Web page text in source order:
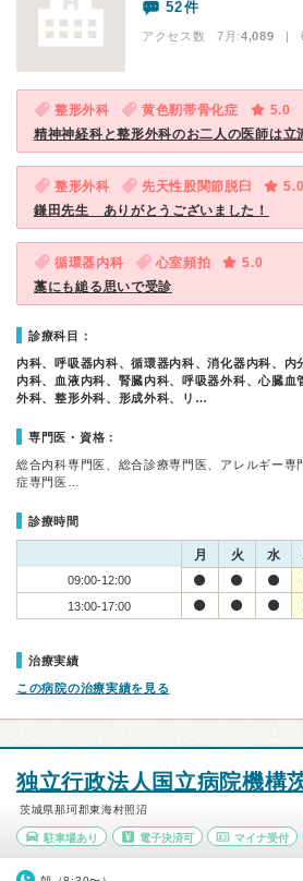
52件
アクセス数 7月:4,089 |
整形外科 黄色靭帯骨化症
5.0
精神神経科と整形外科のお二人の医師は立
整形外科 先天性股関節脱臼
5.0
鎌田先生 ありがとうございました！
循環器内科 心室頻拍
5.0
藁にも縋る思いで受診
診療科目：
内科、呼吸器内科、循環器内科、消化器内科、内
内科、血液内科、腎臓内科、呼吸器外科、心臓血
外科、整形外科、形成外科、リ…
専門医・資格：
総合内科専門医、総合診療専門医、アレルギー専
症専門医…
診療時間
月 火 水
09:00-12:00
13:00-17:00
治療実績
この病院の治療実績を見る
独立行政法人国立病院機構
茨城県那珂郡東海村照沼
駐車場あり 電子決済可 マイナ受付